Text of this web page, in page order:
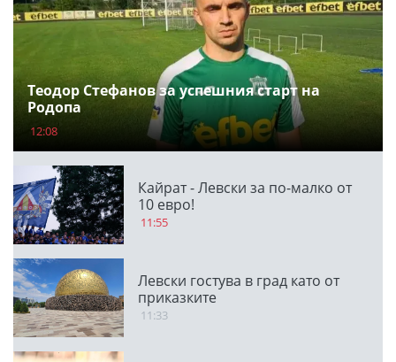
Теодор Стефанов за успешния старт на
Родопа
12:08
Кайрат - Левски за по-малко от
10 евро!
11:55
Левски гостува в град като от
приказките
11:33